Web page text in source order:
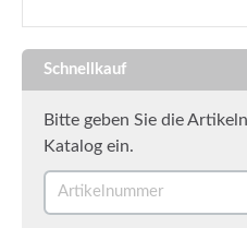
Schnellkauf
Bitte geben Sie die
Katalog ein.